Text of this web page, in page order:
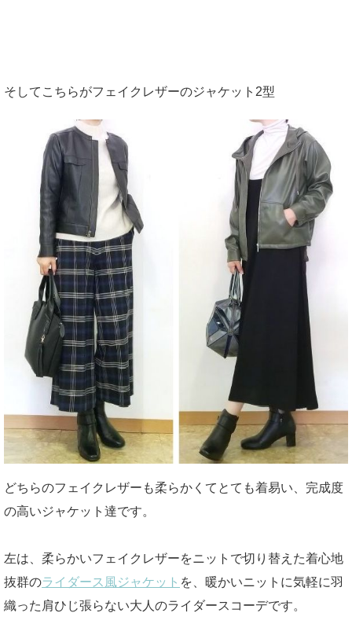
そしてこちらがフェイクレザーのジャケット2型
どちらのフェイクレザーも柔らかくてとても着易い、完成度
の高いジャケット達です。
左は、柔らかいフェイクレザーをニットで切り替えた着心地
抜群のライダース風ジャケット を、暖かいニットに気軽に羽
織った肩ひじ張らない大人のライダースコーデです。